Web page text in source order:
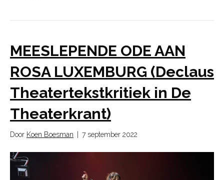
MEESLEPENDE ODE AAN
ROSA LUXEMBURG (Declaus
Theatertekstkritiek in De
Theaterkrant)
Door Koen Boesman 7 september 2022